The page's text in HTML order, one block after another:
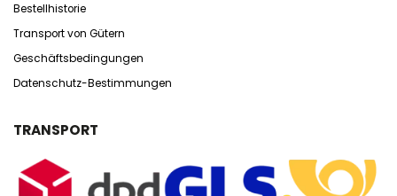
Bestellhistorie
Transport von Gütern
Geschäftsbedingungen
Datenschutz-Bestimmungen
TRANSPORT